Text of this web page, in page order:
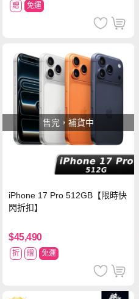
贈 免運
售完，補貨中
iPhone 17 Pro 512GB【限時快
閃折扣】
$45,490
折 贈 免運